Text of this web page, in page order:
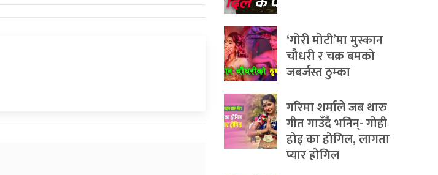
‘गोरी मोटी’मा मुस्कान
चौधरी र चक्र बमको
जबर्जस्त ठुम्का
गरिमा शर्माले जब थारु
गीत गाउँदै भनिन्- गोही
होइ का होगिल, लागता
प्यार होगिल